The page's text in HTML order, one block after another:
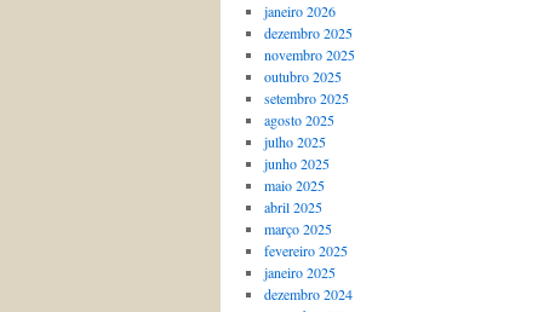
janeiro 2026
dezembro 2025
novembro 2025
outubro 2025
setembro 2025
agosto 2025
julho 2025
junho 2025
maio 2025
abril 2025
março 2025
fevereiro 2025
janeiro 2025
dezembro 2024